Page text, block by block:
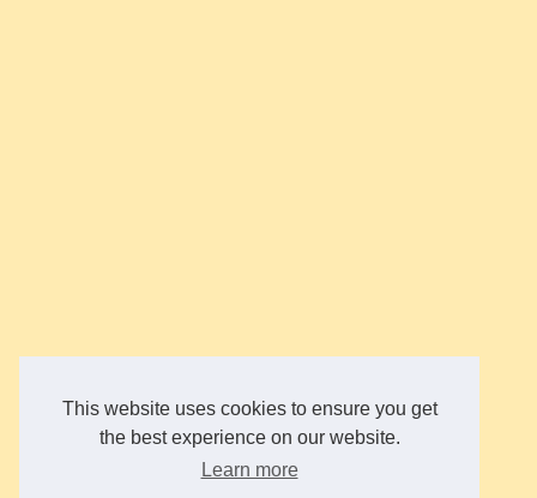
This website uses cookies to ensure you get
the best experience on our website.
Learn more